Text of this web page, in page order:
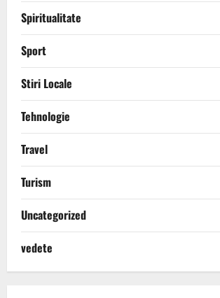
Spiritualitate
Sport
Stiri Locale
Tehnologie
Travel
Turism
Uncategorized
vedete